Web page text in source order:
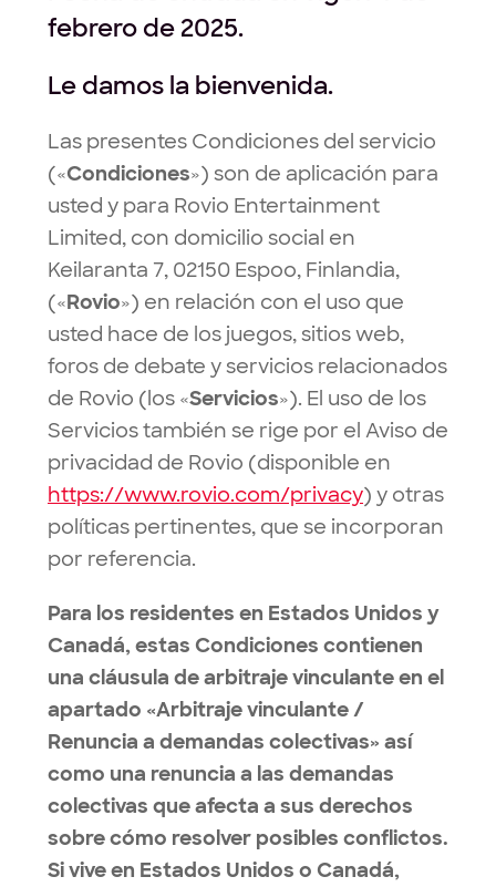
febrero de 2025.
Le damos la bienvenida.
Las presentes Condiciones del servicio
(«Condiciones») son de aplicación para
usted y para Rovio Entertainment
Limited, con domicilio social en
Keilaranta 7, 02150 Espoo, Finlandia,
(«Rovio») en relación con el uso que
usted hace de los juegos, sitios web,
foros de debate y servicios relacionados
de Rovio (los «Servicios»). El uso de los
Servicios también se rige por el Aviso de
privacidad de Rovio (disponible en
https://www.rovio.com/privacy) y otras
políticas pertinentes, que se incorporan
por referencia.
Para los residentes en Estados Unidos y
Canadá, estas Condiciones contienen
una cláusula de arbitraje vinculante en el
apartado «Arbitraje vinculante /
Renuncia a demandas colectivas» así
como una renuncia a las demandas
colectivas que afecta a sus derechos
sobre cómo resolver posibles conflictos.
Si vive en Estados Unidos o Canadá,